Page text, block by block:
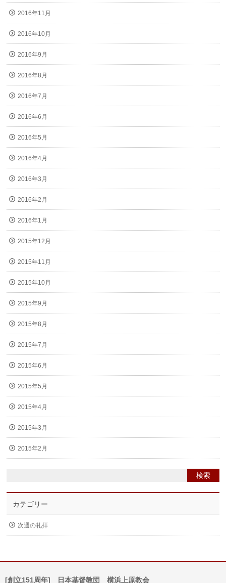
2016年11月
2016年10月
2016年9月
2016年8月
2016年7月
2016年6月
2016年5月
2016年4月
2016年3月
2016年2月
2016年1月
2015年12月
2015年11月
2015年10月
2015年9月
2015年8月
2015年7月
2015年6月
2015年5月
2015年4月
2015年3月
2015年2月
カテゴリー
次週の礼拝
[創立151周年] 日本基督教団 横浜上原教会